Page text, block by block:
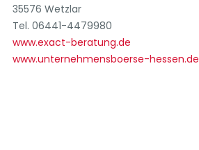
35576 Wetzlar
Tel. 06441-4479980
www.exact-beratung.de
www.unternehmensboerse-hessen.de